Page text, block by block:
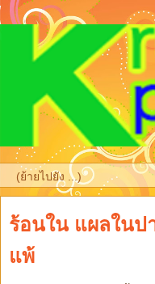
ร้อนใน แผลในป
แพ้